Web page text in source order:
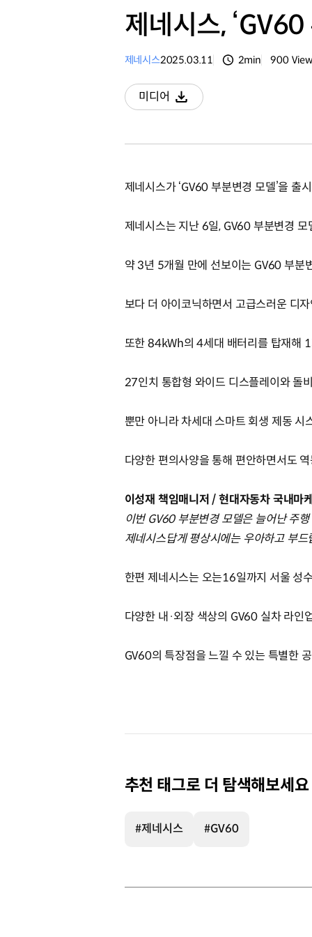
제네시스, ‘GV60
제네시스2025.03.11 2min 900
미디어
다운로드
제네시스가 ‘GV60 부분변경 모델’을 출
제네시스는 지난 6일, GV60 부분변경
약 3년 5개월 만에 선보이는 GV60 부분
보다 더 아이코닉하면서 고급스러운 디
또한 84kWh의 4세대 배터리를 탑재해
27인치 통합형 와이드 디스플레이와 돌
뿐만 아니라 차세대 스마트 회생 제동
다양한 편의사양을 통해 편안하면서도
이성재 책임매니저 / 현대자동차 국내마
이번 GV60 부분변경 모델은 늘어난 주
제네시스답게 평상시에는 우아하고 부
한편 제네시스는 오는16일까지 서울 성
다양한 내·외장 색상의 GV60 실차 라인
GV60의 특장점을 느낄 수 있는 특별한
추천 태그로 더 탐색해보세요
#제네시스 #GV60